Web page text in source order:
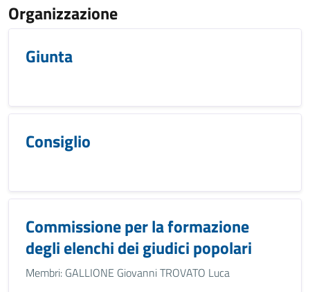
Organizzazione
Giunta
Consiglio
Commissione per la formazione
degli elenchi dei giudici popolari
Membri: GALLIONE Giovanni TROVATO Luca